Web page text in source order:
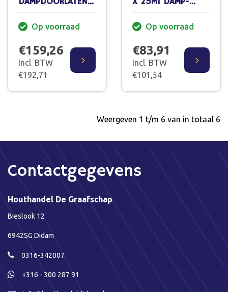
Op voorraad
€159,26
Incl. BTW
€192,71
Op voorraad
€83,91
Incl. BTW
€101,54
Weergeven 1 t/m 6 van in totaal 6
Contactgegevens
Houthandel De Graafschap
Bieslook 12
6942SG Didam
0316-342007
+316 - 300 287 91